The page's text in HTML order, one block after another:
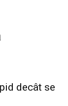
decât se